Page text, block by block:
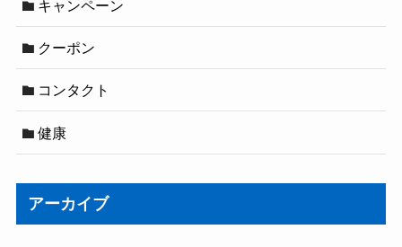
キャンペーン
クーポン
コンタクト
健康
アーカイブ